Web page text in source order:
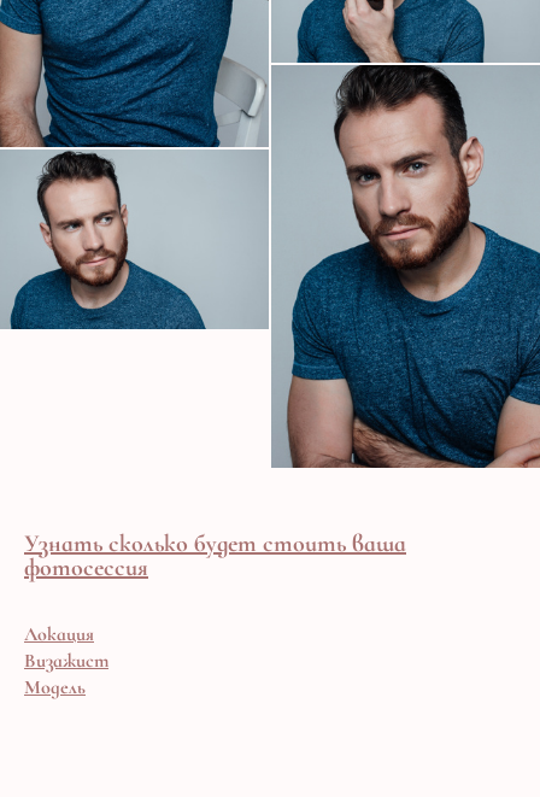
Узнать сколько будет стоить ваша
фотосессия
Локация
Визажист
Модель